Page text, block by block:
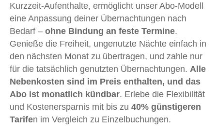
Kurzzeit-Aufenthalte, ermöglicht unser Abo-Modell
eine Anpassung deiner Übernachtungen nach
Bedarf – ohne Bindung an feste Termine.
Genieße die Freiheit, ungenutzte Nächte einfach in
den nächsten Monat zu übertragen, und zahle nur
für die tatsächlich genutzten Übernachtungen. Alle
Nebenkosten sind im Preis enthalten, und das
Abo ist monatlich kündbar. Erlebe die Flexibilität
und Kostenersparnis mit bis zu 40% günstigeren
Tarifen im Vergleich zu Einzelbuchungen.